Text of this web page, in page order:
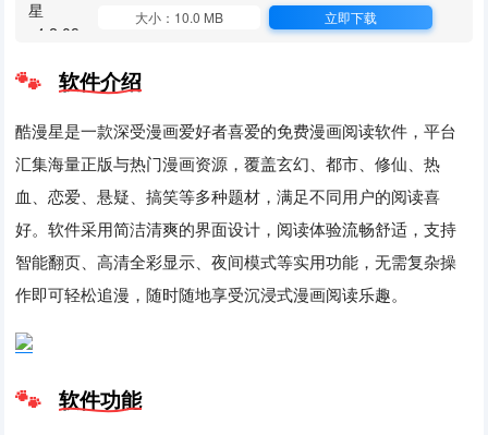
大小：10.0 MB
立即下载
软件介绍
酷漫星是一款深受漫画爱好者喜爱的免费漫画阅读软件，平台
汇集海量正版与热门漫画资源，覆盖玄幻、都市、修仙、热
血、恋爱、悬疑、搞笑等多种题材，满足不同用户的阅读喜
好。软件采用简洁清爽的界面设计，阅读体验流畅舒适，支持
智能翻页、高清全彩显示、夜间模式等实用功能，无需复杂操
作即可轻松追漫，随时随地享受沉浸式漫画阅读乐趣。
软件功能